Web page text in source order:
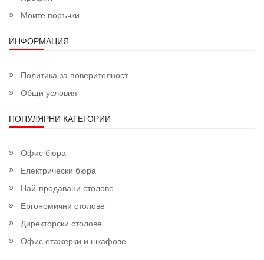
Моите поръчки
ИНФОРМАЦИЯ
Политика за поверителност
Общи условия
ПОПУЛЯРНИ КАТЕГОРИИ
Офис бюра
Електрически бюра
Най-продавани столове
Ергономични столове
Директорски столове
Офис етажерки и шкафове